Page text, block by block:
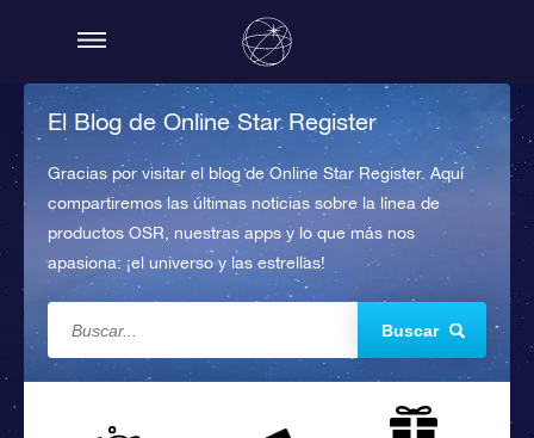
El Blog de Online Star Register
Gracias por visitar el blog de Online Star Register. Aquí
compartiremos las últimas noticias sobre la línea de
productos OSR, nuestras apps y lo que más nos
apasiona: ¡el universo y las estrellas!
Buscar